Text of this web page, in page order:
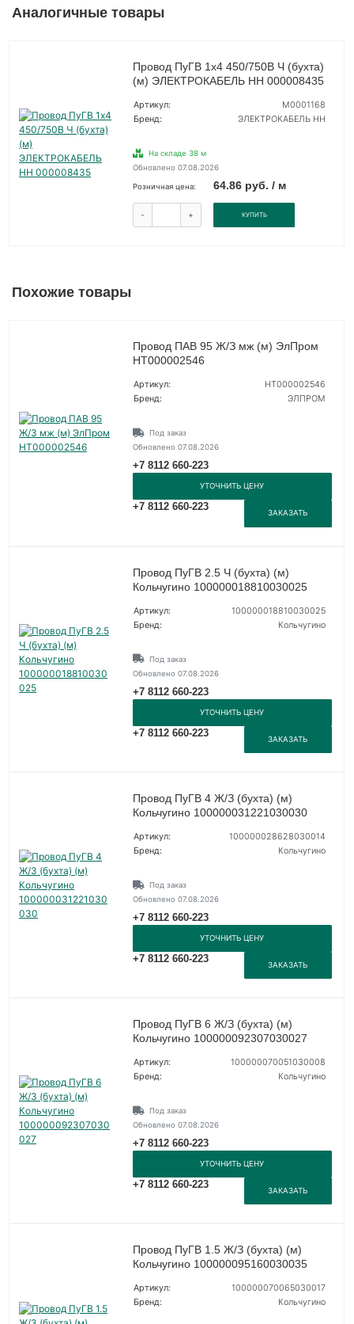
Аналогичные товары
Провод ПуГВ 1х4 450/750В Ч (бухта)
(м) ЭЛЕКТРОКАБЕЛЬ НН 000008435
Артикул:
M0001168
Бренд:
ЭЛЕКТРОКАБЕЛЬ НН
На складе 38 м
Обновлено 07.08.2026
Розничная цена: 64.86 руб. / м
- + КУПИТЬ
Похожие товары
Провод ПАВ 95 Ж/З мж (м) ЭлПром
НТ000002546
Артикул:
НТ000002546
Бренд:
ЭЛПРОМ
Под заказ
Обновлено 07.08.2026
+7 8112 660-223
УТОЧНИТЬ ЦЕНУ
+7 8112 660-223
ЗАКАЗАТЬ
Провод ПуГВ 2.5 Ч (бухта) (м)
Кольчугино 100000018810030025
Артикул:
100000018810030025
Бренд:
Кольчугино
Под заказ
Обновлено 07.08.2026
+7 8112 660-223
УТОЧНИТЬ ЦЕНУ
+7 8112 660-223
ЗАКАЗАТЬ
Провод ПуГВ 4 Ж/З (бухта) (м)
Кольчугино 100000031221030030
Артикул:
100000028628030014
Бренд:
Кольчугино
Под заказ
Обновлено 07.08.2026
+7 8112 660-223
УТОЧНИТЬ ЦЕНУ
+7 8112 660-223
ЗАКАЗАТЬ
Провод ПуГВ 6 Ж/З (бухта) (м)
Кольчугино 100000092307030027
Артикул:
100000070051030008
Бренд:
Кольчугино
Под заказ
Обновлено 07.08.2026
+7 8112 660-223
УТОЧНИТЬ ЦЕНУ
+7 8112 660-223
ЗАКАЗАТЬ
Провод ПуГВ 1.5 Ж/З (бухта) (м)
Кольчугино 100000095160030035
Артикул:
100000070065030017
Бренд:
Кольчугино